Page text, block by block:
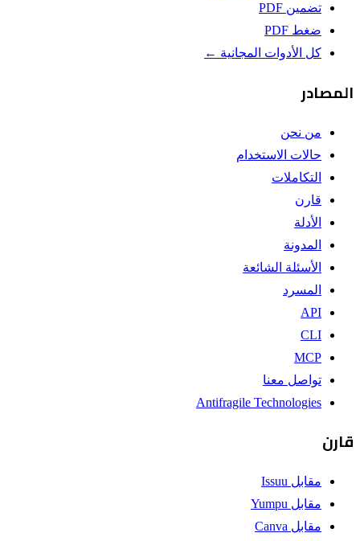
تضمين PDF
ضغط PDF
كل الأدوات المجانية ←
المصادر
من نحن
حالات الاستخدام
التكاملات
قارن
الأدلة
المدونة
الأسئلة الشائعة
المسرد
API
CLI
MCP
تواصل معنا
Antifragile Technologies
قارن
مقابل Issuu
مقابل Yumpu
مقابل Canva